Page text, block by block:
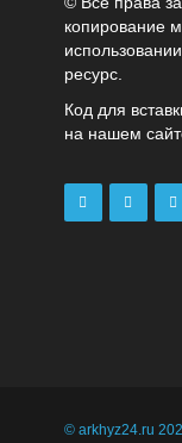
копирование
ресурс.
Код для
на нашем
© arkhyz24.ru